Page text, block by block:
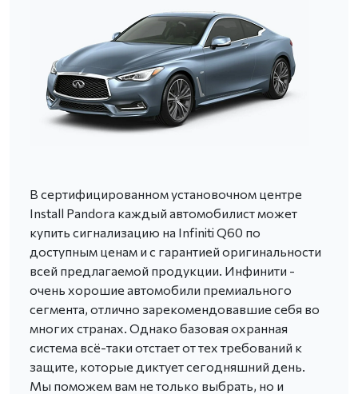
В сертифицированном установочном центре
Install Pandora каждый автомобилист может
купить сигнализацию на Infiniti Q60 по
доступным ценам и с гарантией оригинальности
всей предлагаемой продукции. Инфинити -
очень хорошие автомобили премиального
сегмента, отлично зарекомендовавшие себя во
многих странах. Однако базовая охранная
система всё-таки отстает от тех требований к
защите, которые диктует сегодняшний день.
Мы поможем вам не только выбрать, но и